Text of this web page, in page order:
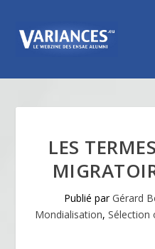
LES
Publié parGérard
Mondialisation, Sélection